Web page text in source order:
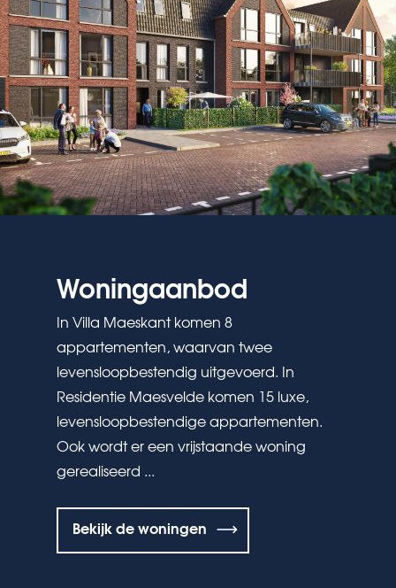
Woningaanbod
In Villa Maeskant komen 8
appartementen, waarvan twee
levensloopbestendig uitgevoerd. In
Residentie Maesvelde komen 15 luxe,
levensloopbestendige appartementen.
Ook wordt er een vrijstaande woning
gerealiseerd ...
Bekijk de woningen